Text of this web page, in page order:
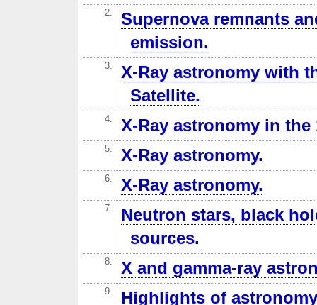
2.
Supernova remnants
emission.
3.
X-Ray astronomy with
Satellite.
4. X-Ray astronomy in the
5. X-Ray astronomy.
6. X-Ray astronomy.
7.
Neutron stars, black
sources.
8. X and gamma-ray
9.
Highlights of